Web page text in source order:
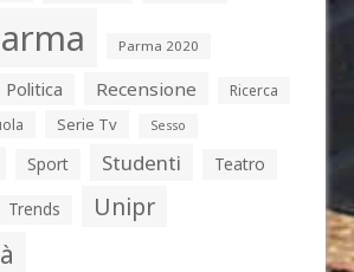
Parma 2020
Politica Recensione
Ricerca
Serie Tv Sesso
Sport Studenti Teatro
Trends Unipr